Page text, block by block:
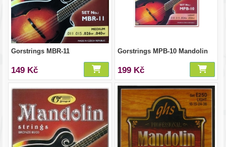
Gorstrings MBR-11
149 Kč
Gorstrings MPB-10 Mandolin
199 Kč